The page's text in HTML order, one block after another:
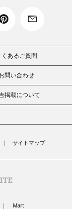
くあるご質問
問い合わせ
掲載について
サイトマップ
Mart